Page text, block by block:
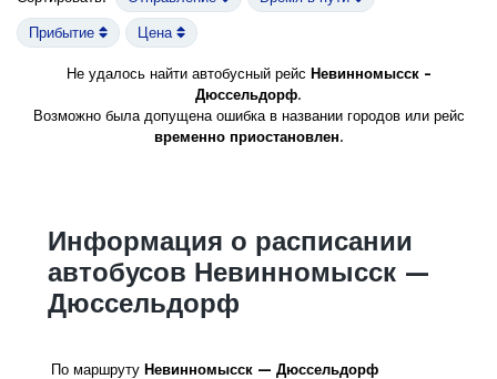
Прибытие Цена
Не удалось найти автобусный рейс Невинномысск -
Дюссельдорф.
Возможно была допущена ошибка в названии городов или рейс
временно приостановлен.
Информация о расписании
автобусов Невинномысск —
Дюссельдорф
По маршруту Невинномысск — Дюссельдорф